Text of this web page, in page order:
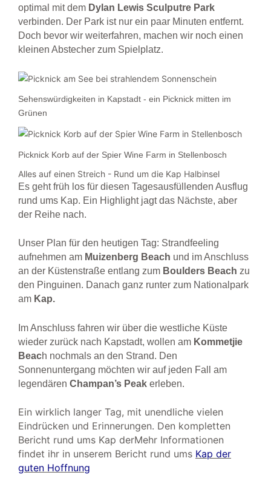
optimal mit dem Dylan Lewis Sculputre Park
verbinden. Der Park ist nur ein paar Minuten entfernt.
Doch bevor wir weiterfahren, machen wir noch einen
kleinen Abstecher zum Spielplatz.
Sehenswürdigkeiten in Kapstadt - ein Picknick mitten im
Grünen
Picknick Korb auf der Spier Wine Farm in Stellenbosch
Alles auf einen Streich - Rund um die Kap Halbinsel
Es geht früh los für diesen Tagesausfüllenden Ausflug
rund ums Kap. Ein Highlight jagt das Nächste, aber
der Reihe nach.
Unser Plan für den heutigen Tag: Strandfeeling
aufnehmen am Muizenberg Beach und im Anschluss
an der Küstenstraße entlang zum Boulders Beach zu
den Pinguinen. Danach ganz runter zum Nationalpark
am Kap.
Im Anschluss fahren wir über die westliche Küste
wieder zurück nach Kapstadt, wollen am Kommetjie
Beach nochmals an den Strand. Den
Sonnenuntergang möchten wir auf jeden Fall am
legendären Champan’s Peak erleben.
Ein wirklich langer Tag, mit unendliche vielen
Eindrücken und Erinnerungen. Den kompletten
Bericht rund ums Kap derMehr Informationen
findet ihr in unserem Bericht rund ums Kap der
guten Hoffnung